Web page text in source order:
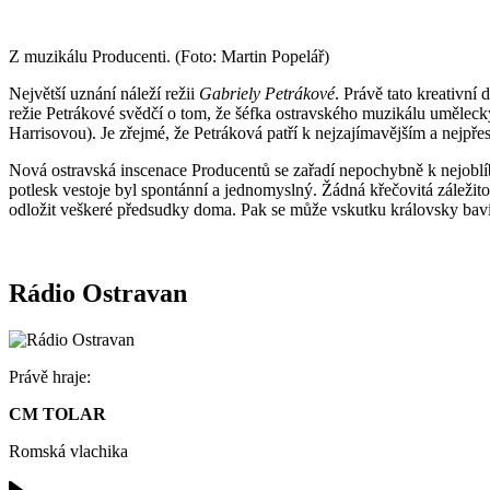
Z muzikálu Producenti. (Foto: Martin Popelář)
Největší uznání náleží režii Gabriely Petrákové. Právě tato kreativní
režie Petrákové svědčí o tom, že šéfka ostravského muzikálu
Harrisovou). Je zřejmé, že Petráková patří k nejzajímavějším a
Nová ostravská inscenace Producentů se zařadí nepochybně k
potlesk vestoje byl spontánní a jednomyslný. Žádná křečovitá
odložit veškeré předsudky doma. Pak se může vskutku královsky
Rádio Ostravan
Právě hraje:
CM TOLAR
Romská vlachika